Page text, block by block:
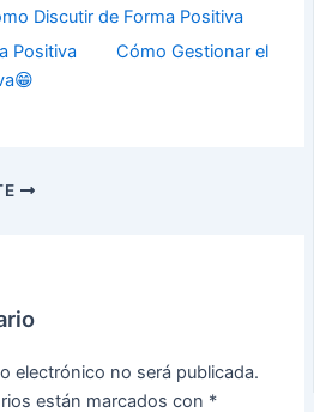
Positiva
Cómo Gestionar el
electrónico no será publicada.
están marcados con *